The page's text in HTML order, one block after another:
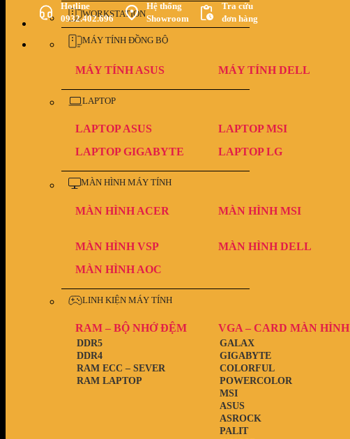
Hotline
0932.402.696
Hệ thống
Showroom
Tra cứu
đơn hàng
WORKSTATION
MÁY TÍNH ĐỒNG BỘ
MÁY TÍNH ASUS MÁY TÍNH DELL
LAPTOP
LAPTOP ASUS LAPTOP MSI
LAPTOP GIGABYTE
LAPTOP LG
MÀN HÌNH MÁY TÍNH
MÀN HÌNH ACER MÀN HÌNH MSI
MÀN HÌNH VSP MÀN HÌNH DELL
MÀN HÌNH AOC
LINH KIỆN MÁY TÍNH
RAM – BỘ NHỚ ĐỆM
RAM LAPTOP
RAM ECC – SEVER
DDR4
DDR5
VGA – CARD MÀN HÌNH
PALIT
ASROCK
ASUS
MSI
POWERCOLOR
COLORFUL
GIGABYTE
GALAX